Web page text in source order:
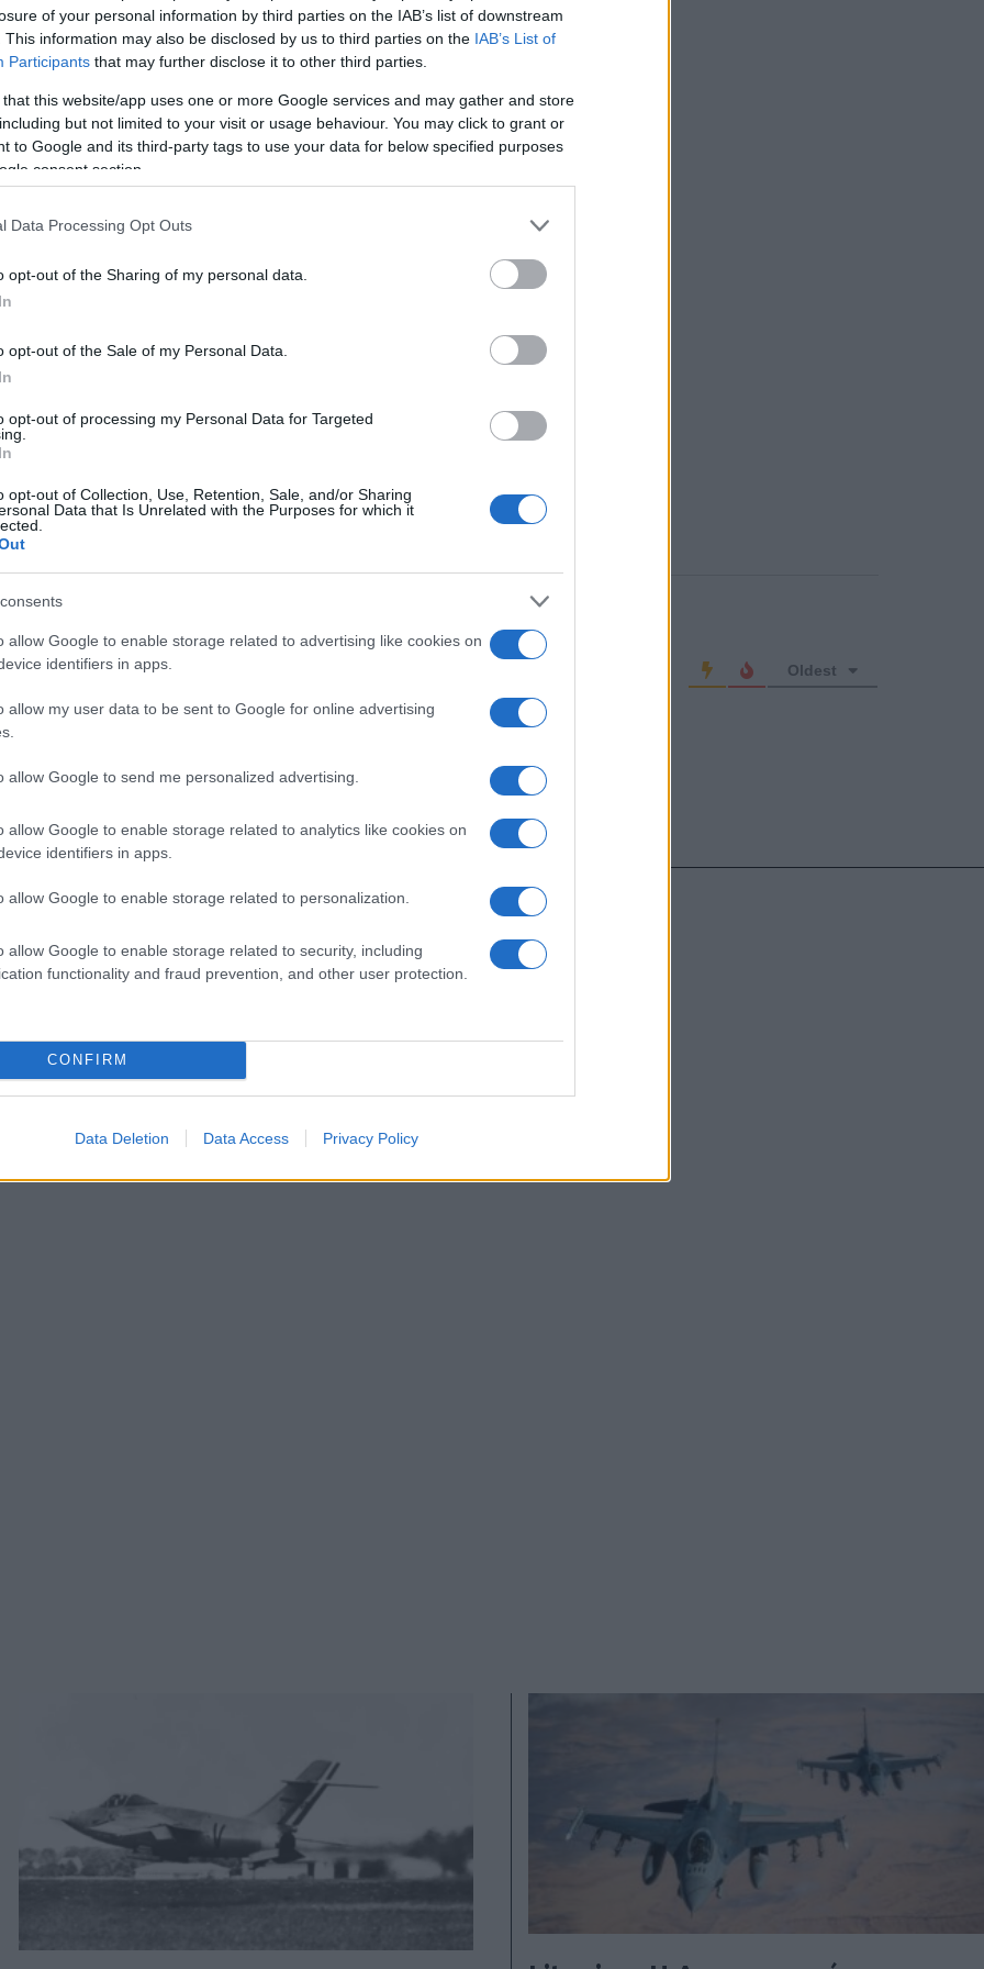
of your personal information by third parties on the IAB’s list of downstream
This information may also be disclosed by us to third parties on the IAB’s List of
Participants that may further disclose it to other third parties.
that this website/app uses one or more Google services and may gather and store
but not limited to your visit or usage behaviour. You may click to grant or
to Google and its third-party tags to use your data for below specified purposes
consent section.
Data Processing Opt Outs
opt-out of the Sharing of my personal data.
opt-out of the Sale of my Personal Data.
opt-out of processing my Personal Data for Targeted
opt-out of Collection, Use, Retention, Sale, and/or Sharing
Data that Is Unrelated with the Purposes for which it
allow Google to enable storage related to advertising like cookies on
identifiers in apps.
allow my user data to be sent to Google for online advertising
allow Google to send me personalized advertising.
allow Google to enable storage related to analytics like cookies on
identifiers in apps.
allow Google to enable storage related to personalization.
allow Google to enable storage related to security, including
functionality and fraud prevention, and other user protection.
CONFIRM
Data Deletion Data Access Privacy Policy
απαραίτητα τον ιστότοπο. Απαγορεύεται η αναδημοσίευση χωρίς γραπτή
Σε αντίθετη περίπτωση θα λαμβάνονται νομικά μέτρα. Ο ιστότοπος
τους.
Please login to comment
2COMMENTS Oldest